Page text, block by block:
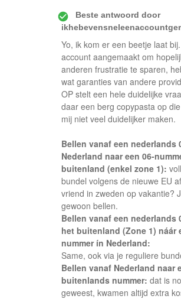
Beste antwoord door
Yo, ik kom er een beetje laat
account aangemaakt om
anderen frustratie te sparen,
wat garanties van andere
OP stelt een hele duidelijke
daar een berg copypasta op
mij niet veel duidelijker maken.
Bellen vanaf een nederlands
Nederland naar een 06-
buitenland (enkel zone 1):
bundel volgens de nieuwe EU
vriend in zweden op vakantie?
gewoon bellen.
Bellen vanaf een nederlands
het buitenland (Zone 1) náár
nummer ín Nederland:
Same, ook via je reguliere
Bellen vanaf Nederland naar
buitenlands nummer: dat is
geweest, kwamen altijd extra